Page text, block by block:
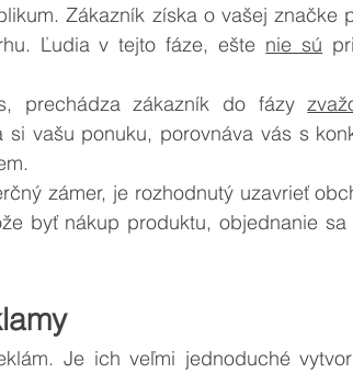
Zákazník získa o vašej značke
Ľudia v tejto fáze, ešte nie sú
prechádza zákazník do fázy
vašu ponuku, porovnáva vás s
zámer, je rozhodnutý uzavrieť
byť nákup produktu, objednanie
Je ich veľmi jednoduché